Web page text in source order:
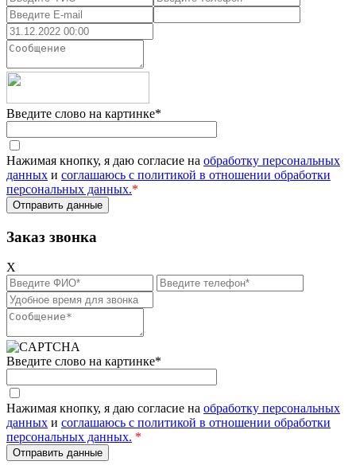
Введите слово на картинке*
Нажимая кнопку, я даю согласие на обработку персональных
данных и соглашаюсь с политикой в отношении обработки
персональных данных.*
Заказ звонка
X
Введите слово на картинке*
Нажимая кнопку, я даю согласие на обработку персональных
данных и соглашаюсь с политикой в отношении обработки
персональных данных. *